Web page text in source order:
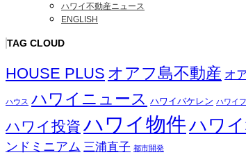
ハワイ不動産ニュース
ENGLISH
TAG CLOUD
HOUSE PLUS オアフ島不動産 オ
ハウス ハワイニュース ハワイバケレン ハワイ
ハワイ投資 ハワイ物件ハワ
ンドミニアム 三浦直子 都市開発